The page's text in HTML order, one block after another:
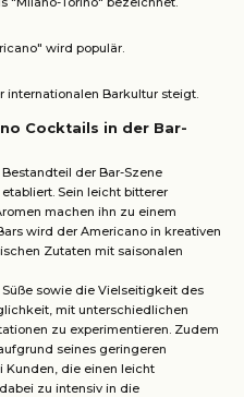
wird populär.
internationalen Barkultur steigt.
Cocktails in der Bar-
der Bar-Szene
Sein leicht bitterer
machen ihn zu einem
wird der Americano in kreativen
Zutaten mit saisonalen
sowie die Vielseitigkeit des
mit unterschiedlichen
zu experimentieren. Zudem
seines geringeren
Kunden, die einen leicht
zu intensiv in die